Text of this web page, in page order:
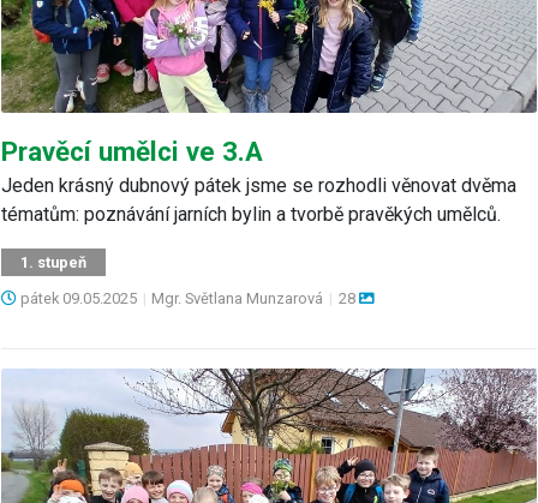
Pravěcí umělci ve 3.A
Jeden krásný dubnový pátek jsme se rozhodli věnovat dvěma
tématům: poznávání jarních bylin a tvorbě pravěkých umělců.
1. stupeň
pátek 09.05.2025 | Mgr. Světlana Munzarová | 28